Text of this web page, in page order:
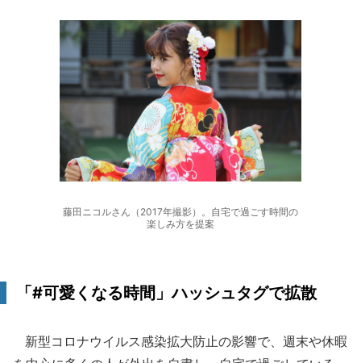
藤田ニコルさん（2017年撮影）。自宅で過ごす時間の
楽しみ方を提案
「#可愛くなる時間」ハッシュタグで拡散
新型コロナウイルス感染拡大防止の影響で、週末や休暇